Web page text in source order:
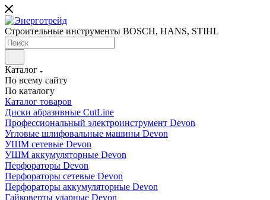
Строительные инструменты BOSCH, HANS, STIHL
Каталог
По всему сайту
По каталогу
Каталог товаров
Диски абразивные CutLine
Профессиональный электроинструмент Devon
Угловые шлифовальные машины Devon
УШМ сетевые Devon
УШМ аккумуляторные Devon
Перфораторы Devon
Перфораторы сетевые Devon
Перфораторы аккумуляторные Devon
Гайковерты ударные Devon